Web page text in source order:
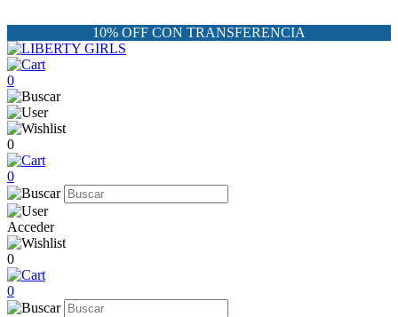
10% OFF CON TRANSFERENCIA
0
0
0
Acceder
0
0